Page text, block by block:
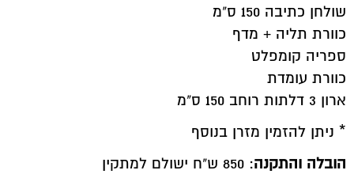
שולחן כתיבה 150 ס"מ
כוורת תליה + מדף
ספריה קומפלט
כוורת עומדת
ארון 3 דלתות רוחב 150 ס"מ
* ניתן להזמין מזרן בנוסף
הובלה והתקנה: 850 ש"ח ישולם למתקין